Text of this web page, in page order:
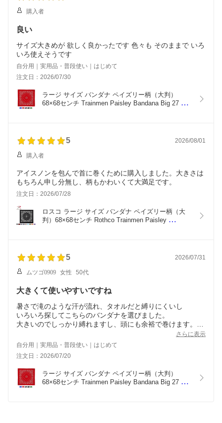
購入者
良い
サイズ大きめが 欲しく良かったです 色々も そのままで いろ
いろ使えそうです
自分用｜実用品・普段使い｜はじめて
注文日：2026/07/30
ラージ サイズ バンダナ ペイズリー柄（大判）
68×68センチ Trainmen Paisley Bandana Big 27 X
5 2026/08/01
購入者
アイスノンを包んで首に巻くために購入しました。大きさは
もちろん申し分無し、柄もかわいくて大満足です。
注文日：2026/07/28
ロスコ ラージ サイズ バンダナ ペイズリー柄（大
判）68×68センチ Rothco Trainmen Paisley
5 2026/07/31
ムツゴ0909 女性 50代
大きくて使いやすいですね
暑さで滝のような汗が流れ、タオルだと縛りにくいし
いろいろ探してこちらのバンダナを選びました。
大きいのでしっかり縛れますし、頭にも余裕で巻けます。今
さらに表示
自分用｜実用品・普段使い｜はじめて
注文日：2026/07/20
ラージ サイズ バンダナ ペイズリー柄（大判）
68×68センチ Trainmen Paisley Bandana Big 27 X